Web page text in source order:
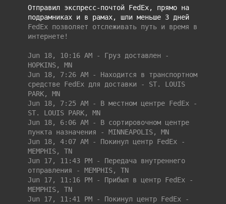
Отправил экспресс-почтой FedEx, прямо на
подрамниках и в рамах, шли меньше 3 дней
FedEx позволяет отслеживать путь и время в
интернете!
Jun 18, 10:16 AM - Груз доставлен -
HOPKINS, MN
Jun 18, 7:26 AM - Находится в транспортном
средстве FedEx для доставки - ST. LOUIS
PARK, MN
Jun 18, 7:25 AM - В местном центре FedEx -
ST. LOUIS PARK, MN
Jun 18, 6:06 AM - В сортировочном центре
пункта назначения - MINNEAPOLIS, MN
Jun 18, 4:07 AM - Покинул центр FedEx -
MEMPHIS, TN
Jun 17, 11:43 PM - Передача внутреннего
отправления - MEMPHIS, TN
Jun 17, 11:16 PM - Прибыл в центр FedEx -
MEMPHIS, TN
Jun 17, 11:41 PM - Покинул центр FedEx -